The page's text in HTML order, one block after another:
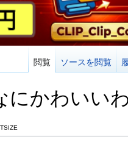
閲覧 ソースを閲覧
にかわいい